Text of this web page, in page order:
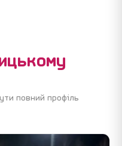
повний профіль